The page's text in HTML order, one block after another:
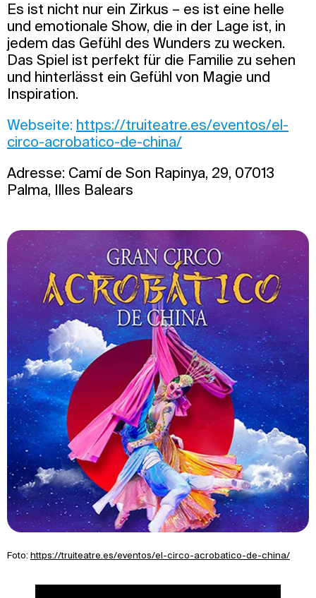
Es ist nicht nur ein Zirkus – es ist eine helle
und emotionale Show, die in der Lage ist, in
jedem das Gefühl des Wunders zu wecken.
Das Spiel ist perfekt für die Familie zu sehen
und hinterlässt ein Gefühl von Magie und
Inspiration.
Webseite: https://truiteatre.es/eventos/el-
circo-acrobatico-de-china/
Adresse: Camí de Son Rapinya, 29, 07013
Palma, Illes Balears
Foto: https://truiteatre.es/eventos/el-circo-acrobatico-de-china/